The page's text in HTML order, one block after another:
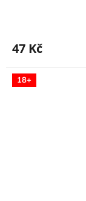
47 Kč
18+